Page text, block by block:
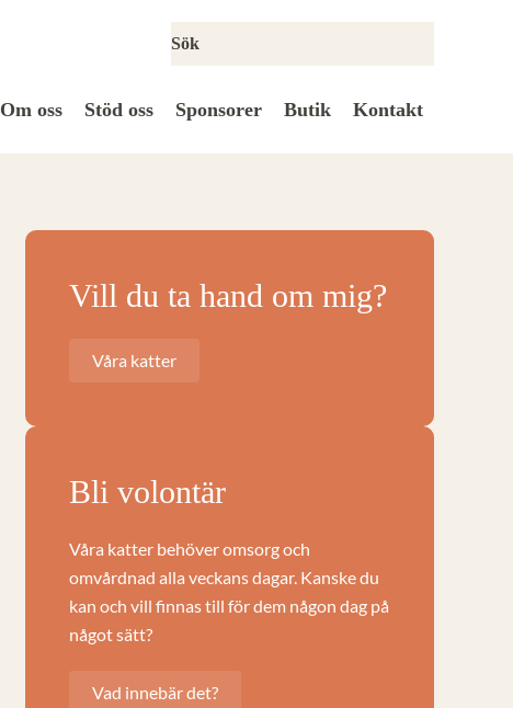
Om oss Stöd oss Sponsorer Butik Kontakt
Vill du ta hand om mig?
Våra katter
Bli volontär
Våra katter behöver omsorg och
omvårdnad alla veckans dagar. Kanske du
kan och vill finnas till för dem någon dag på
något sätt?
Vad innebär det?